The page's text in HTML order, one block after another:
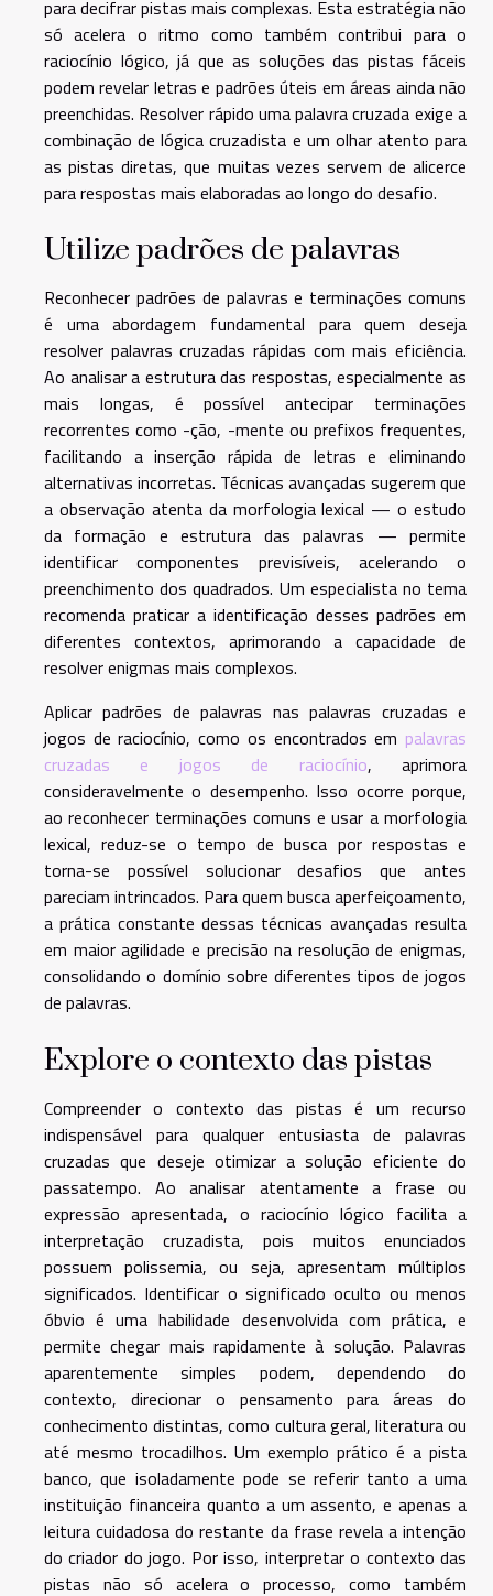
para decifrar pistas mais complexas. Esta estratégia não
só acelera o ritmo como também contribui para o
raciocínio lógico, já que as soluções das pistas fáceis
podem revelar letras e padrões úteis em áreas ainda não
preenchidas. Resolver rápido uma palavra cruzada exige a
combinação de lógica cruzadista e um olhar atento para
as pistas diretas, que muitas vezes servem de alicerce
para respostas mais elaboradas ao longo do desafio.
Utilize padrões de palavras
Reconhecer padrões de palavras e terminações comuns
é uma abordagem fundamental para quem deseja
resolver palavras cruzadas rápidas com mais eficiência.
Ao analisar a estrutura das respostas, especialmente as
mais longas, é possível antecipar terminações
recorrentes como -ção, -mente ou prefixos frequentes,
facilitando a inserção rápida de letras e eliminando
alternativas incorretas. Técnicas avançadas sugerem que
a observação atenta da morfologia lexical — o estudo
da formação e estrutura das palavras — permite
identificar componentes previsíveis, acelerando o
preenchimento dos quadrados. Um especialista no tema
recomenda praticar a identificação desses padrões em
diferentes contextos, aprimorando a capacidade de
resolver enigmas mais complexos.
Aplicar padrões de palavras nas palavras cruzadas e
jogos de raciocínio, como os encontrados em palavras
cruzadas e jogos de raciocínio, aprimora
consideravelmente o desempenho. Isso ocorre porque,
ao reconhecer terminações comuns e usar a morfologia
lexical, reduz-se o tempo de busca por respostas e
torna-se possível solucionar desafios que antes
pareciam intrincados. Para quem busca aperfeiçoamento,
a prática constante dessas técnicas avançadas resulta
em maior agilidade e precisão na resolução de enigmas,
consolidando o domínio sobre diferentes tipos de jogos
de palavras.
Explore o contexto das pistas
Compreender o contexto das pistas é um recurso
indispensável para qualquer entusiasta de palavras
cruzadas que deseje otimizar a solução eficiente do
passatempo. Ao analisar atentamente a frase ou
expressão apresentada, o raciocínio lógico facilita a
interpretação cruzadista, pois muitos enunciados
possuem polissemia, ou seja, apresentam múltiplos
significados. Identificar o significado oculto ou menos
óbvio é uma habilidade desenvolvida com prática, e
permite chegar mais rapidamente à solução. Palavras
aparentemente simples podem, dependendo do
contexto, direcionar o pensamento para áreas do
conhecimento distintas, como cultura geral, literatura ou
até mesmo trocadilhos. Um exemplo prático é a pista
banco, que isoladamente pode se referir tanto a uma
instituição financeira quanto a um assento, e apenas a
leitura cuidadosa do restante da frase revela a intenção
do criador do jogo. Por isso, interpretar o contexto das
pistas não só acelera o processo, como também